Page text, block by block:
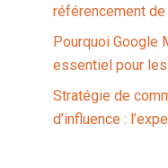
référencement
Pourquoi Google
essentiel pour
Stratégie de
d’influence :